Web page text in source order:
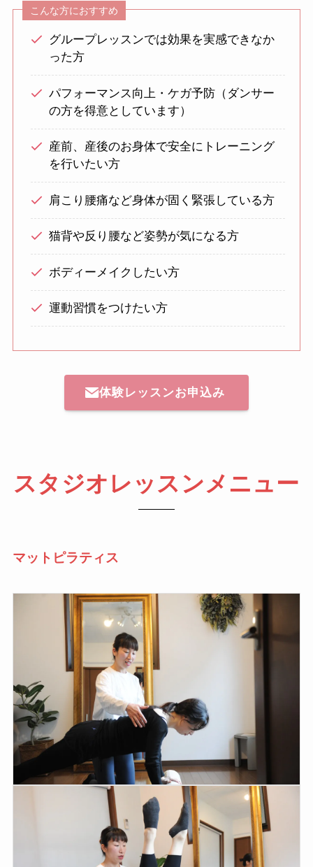
こんな方におすすめ
グループレッスンでは効果を実感できなか
った方
パフォーマンス向上・ケガ予防（ダンサー
の方を得意としています）
産前、産後のお身体で安全にトレーニング
を行いたい方
肩こり腰痛など身体が固く緊張している方
猫背や反り腰など姿勢が気になる方
ボディーメイクしたい方
運動習慣をつけたい方
体験レッスンお申込み
スタジオレッスンメニュー
マットピラティス